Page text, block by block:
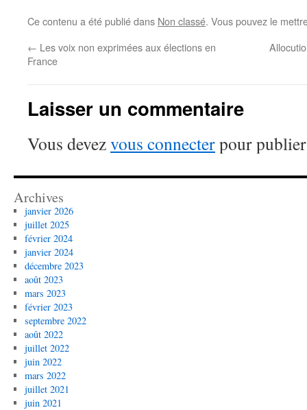
Ce contenu a été publié dans Non classé. Vous pouvez le
← Les voix non exprimées aux élections en
France
Laisser un commentaire
Vous devezvous connecterpour
Archives
janvier 2026
juillet 2025
février 2024
janvier 2024
décembre 2023
août 2023
mars 2023
février 2023
septembre 2022
août 2022
juillet 2022
juin 2022
mars 2022
juillet 2021
juin 2021